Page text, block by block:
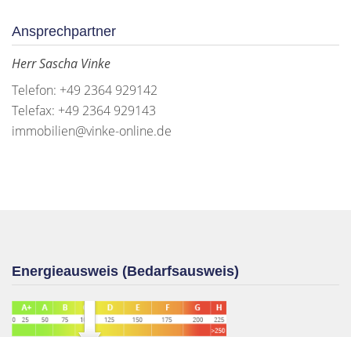
Ansprechpartner
Herr Sascha Vinke
Telefon: +49 2364 929142
Telefax: +49 2364 929143
immobilien@vinke-online.de
Energieausweis (Bedarfsausweis)